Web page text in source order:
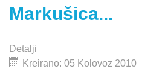
Markušica...
Detalji
Kreirano: 05 Kolovoz 2010